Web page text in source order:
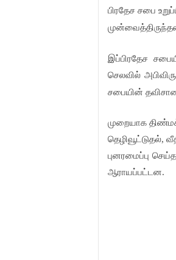
பிரதேச சபை
இப்பிரதேச
செலவில்
சபையின்
முறையாக
தெழிவூட்டுதல்,
புனரமைப்பு
ஆராயப்பட்டன.